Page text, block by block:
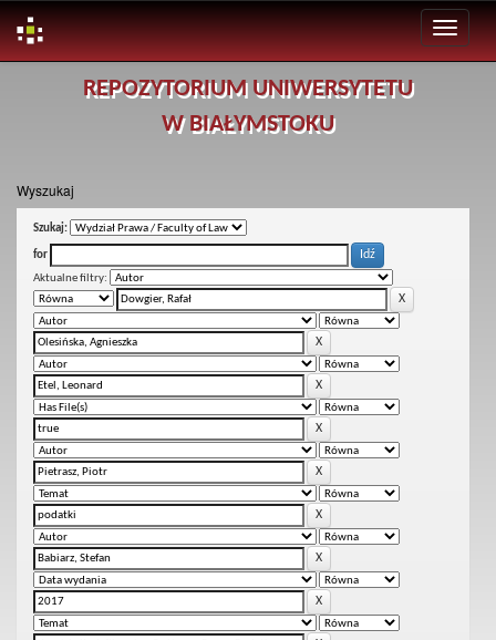
REPOZYTORIUM UNIWERSYTETU
W BIAŁYMSTOKU
Wyszukaj
Szukaj:
for
Aktualne filtry: